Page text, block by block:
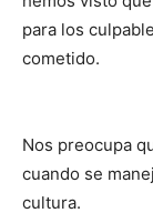
para los
cometido.
Nos preocupa
cuando se
cultura.